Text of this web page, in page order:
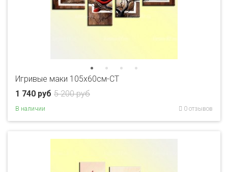
Игривые маки 105х60см-CT
5 200 руб
1 740 руб
В наличии 0 отзывов